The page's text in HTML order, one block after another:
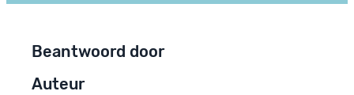
Beantwoord door
Auteur